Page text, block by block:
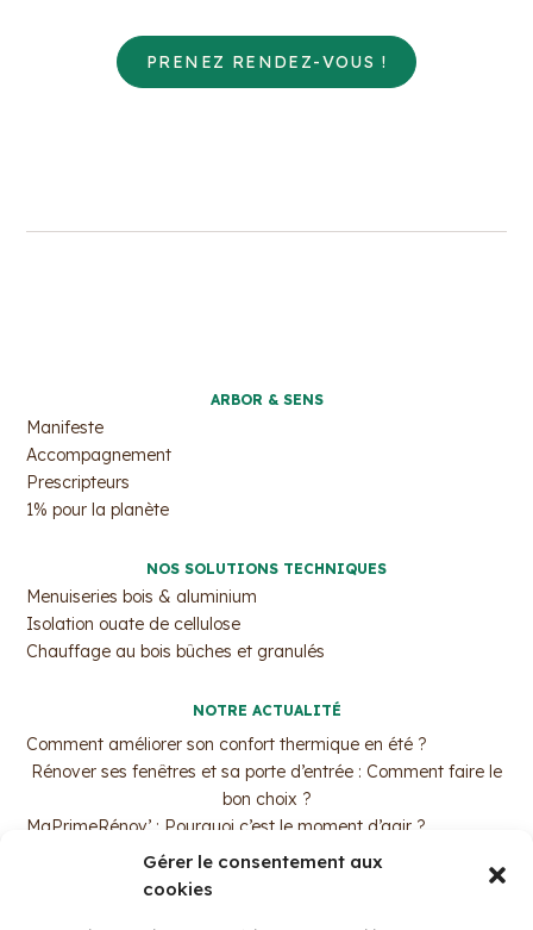
Gérer le consentement aux
cookies
PRENEZ RENDEZ-VOUS !
ARBOR & SENS
Manifeste
Accompagnement
Prescripteurs
1% pour la planète
NOS SOLUTIONS TECHNIQUES
Menuiseries bois & aluminium
Isolation ouate de cellulose
Chauffage au bois bûches et granulés
NOTRE ACTUALITÉ
Comment améliorer son confort thermique en été ?
Rénover ses fenêtres et sa porte d’entrée : Comment faire le
bon choix ?
MaPrimeRénov’ : Pourquoi c’est le moment d’agir ?
Trouvez votre professionnel de l’isolation par ouate de